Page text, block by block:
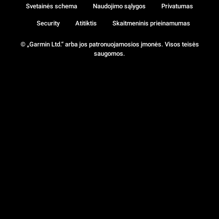
© „Garmin Ltd.“ arba jos patronuojamosios įmonės. Visos teisės
saugomos.
Svetainės schema Naudojimo sąlygos Privatumas
Security Atitiktis Skaitmeninis prieinamumas